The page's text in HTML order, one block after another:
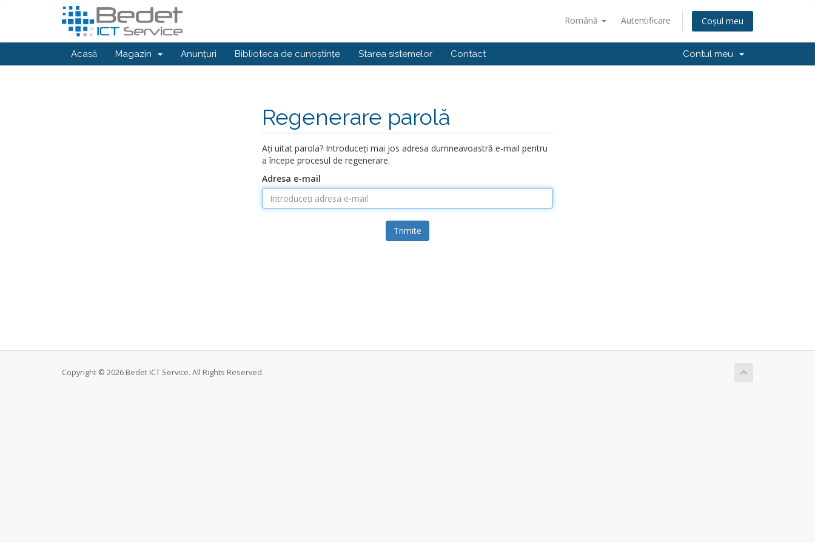
Română Autentificare Coșul meu
Acasă Magazin Anunțuri Biblioteca de cunoștințe Starea sistemelor Contact Contul meu
Regenerare parolă
Ați uitat parola? Introduceți mai jos adresa dumneavoastră e-mail pentru
a începe procesul de regenerare.
Adresa e-mail
Trimite
Copyright © 2026 Bedet ICT Service. All Rights Reserved.